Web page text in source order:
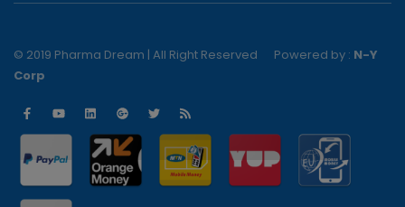
© 2019 Pharma Dream | All Right Reserved Powered by : N-Y
Corp